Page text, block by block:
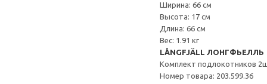
Ширина: 66 см
Высота: 17 см
Длина: 66 см
Вес: 1.91 кг
LÅNGFJÄLL ЛОНГФЬЕЛЛЬ
Комплект подлокотников
Номер товара: 203.599.36